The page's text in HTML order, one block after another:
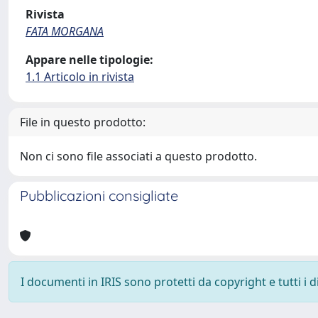
Rivista
FATA MORGANA
Appare nelle tipologie:
1.1 Articolo in rivista
File in questo prodotto:
Non ci sono file associati a questo prodotto.
Pubblicazioni consigliate
I documenti in IRIS sono protetti da copyright e tutti i